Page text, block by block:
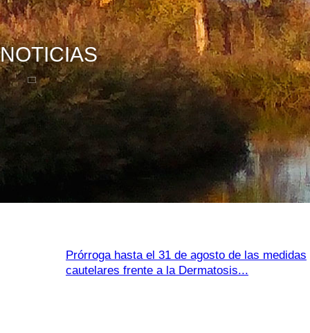
NOTICIAS
Prórroga hasta el 31 de agosto de las medidas
cautelares frente a la Dermatosis...